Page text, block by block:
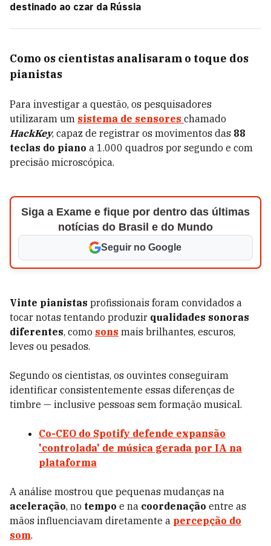
destinado ao czar da Rússia
Como os cientistas analisaram o toque dos
pianistas
Para investigar a questão, os pesquisadores
utilizaram um sistema de sensores chamado
HackKey, capaz de registrar os movimentos das 88
teclas do piano a 1.000 quadros por segundo e com
precisão microscópica.
Siga a Exame e fique por dentro das últimas
notícias do Brasil e do Mundo
Seguir no Google
Vinte pianistas profissionais foram convidados a
tocar notas tentando produzir qualidades sonoras
diferentes, como sons mais brilhantes, escuros,
leves ou pesados.
Segundo os cientistas, os ouvintes conseguiram
identificar consistentemente essas diferenças de
timbre — inclusive pessoas sem formação musical.
Co-CEO do Spotify defende expansão
'controlada' de música gerada por IA na
plataforma
A análise mostrou que pequenas mudanças na
aceleração, no tempo e na coordenação entre as
mãos influenciavam diretamente a percepção do
som.